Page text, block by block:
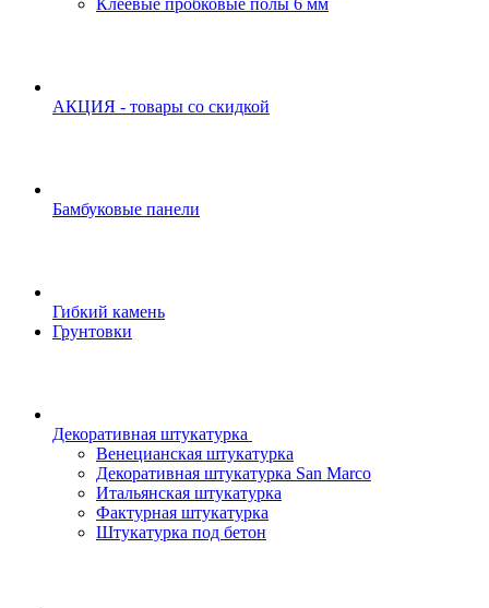
Клеевые пробковые полы 6 мм
АКЦИЯ - товары со скидкой
Бамбуковые панели
Гибкий камень
Грунтовки
Декоративная штукатурка
Венецианская штукатурка
Декоративная штукатурка San Marco
Итальянская штукатурка
Фактурная штукатурка
Штукатурка под бетон